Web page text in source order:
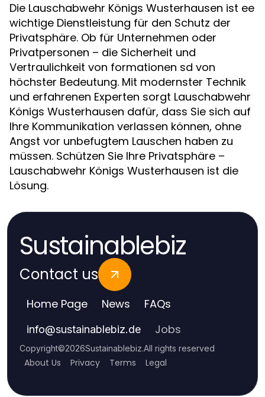
Die Lauschabwehr Königs Wusterhausen ist ee
wichtige Dienstleistung für den Schutz der
Privatsphäre. Ob für Unternehmen oder
Privatpersonen – die Sicherheit und
Vertraulichkeit von formationen sd von
höchster Bedeutung. Mit modernster Technik
und erfahrenen Experten sorgt Lauschabwehr
Königs Wusterhausen dafür, dass Sie sich auf
Ihre Kommunikation verlassen können, ohne
Angst vor unbefugtem Lauschen haben zu
müssen. Schützen Sie Ihre Privatsphäre –
Lauschabwehr Königs Wusterhausen ist die
Lösung.
Sustainablebiz
Contact us
Home Page News FAQs
info@sustainablebiz.de Jobs
Copyright©2026Sustainablebiz.All rights reserved
About Us Privacy Terms Legal